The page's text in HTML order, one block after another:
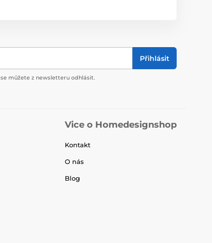
Přihlásit
můžete z newsletteru odhlásit.
Vice o Homedesignshop
Kontakt
O nás
Blog